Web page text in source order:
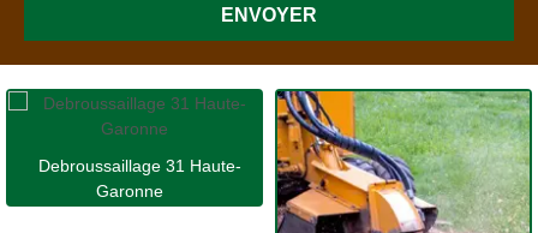
Debroussaillage 31 Haute-
Garonne